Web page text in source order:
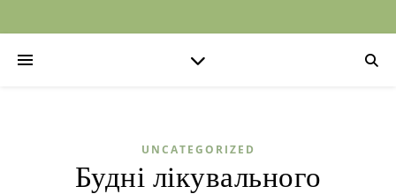
UNCATEGORIZED
Будні лікувального